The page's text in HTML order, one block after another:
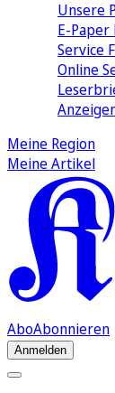
Unsere
E-Paper
Service
Online
Meine Region
Meine Artikel
AboAbonnieren
Anmelden